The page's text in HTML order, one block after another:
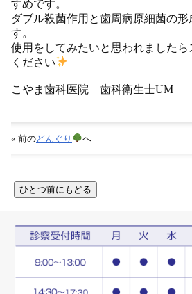
すめです。
ダブル殺菌作用と歯周病原細菌の形
す。
使用をしてみたいと思われました
ください
こやま歯科医院 歯科衛生士UM
« 前のどんぐり へ